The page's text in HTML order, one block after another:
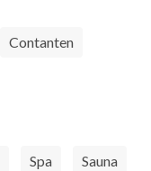
Contanten
Spa Sauna